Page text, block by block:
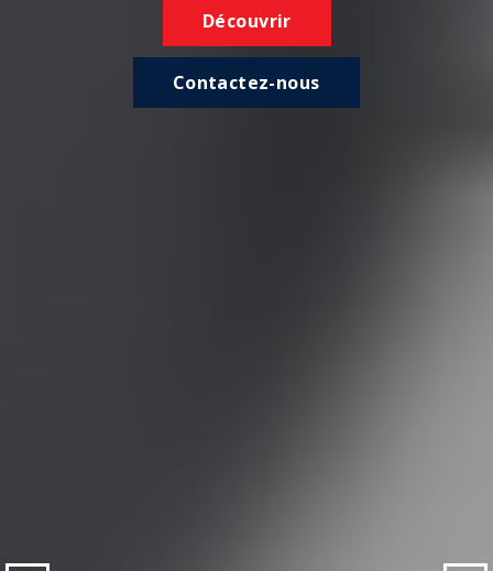
Découvrir
Contactez-nous